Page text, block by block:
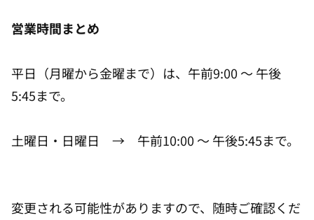
営業時間まとめ
平日（月曜から金曜まで）は、午前9:00 ～ 午後
5:45まで。
土曜日・日曜日 → 午前10:00 ～ 午後5:45まで。
変更される可能性がありますので、随時ご確認くだ